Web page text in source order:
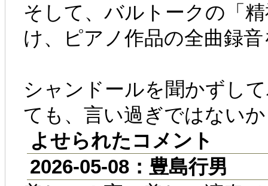
そして、バルトークの「
け、ピアノ作品の全曲録
シャンドールを聞かずし
ても、言い過ぎではない
よせられたコメント
2026-05-08：豊島行男